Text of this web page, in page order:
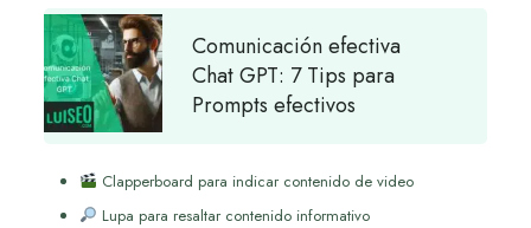
Comunicación efectiva
Chat GPT: 7 Tips para
Prompts efectivos
Clapperboard para indicar contenido de video
Lupa para resaltar contenido informativo